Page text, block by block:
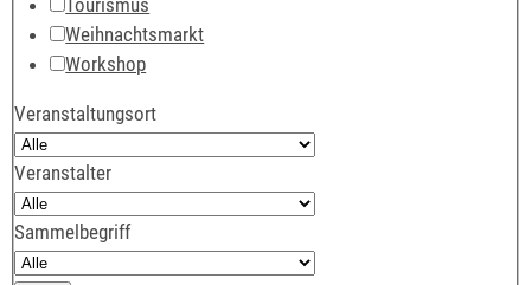
Tourismus
Weihnachtsmarkt
Workshop
Veranstaltungsort
Veranstalter
Sammelbegriff